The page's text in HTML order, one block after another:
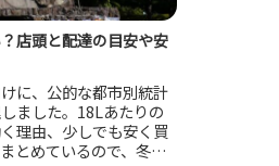
店頭と配達の目安や安
に、公的な都市別統計
ました。18Lあたりの
理由、少しでも安く買
とめているので、冬の